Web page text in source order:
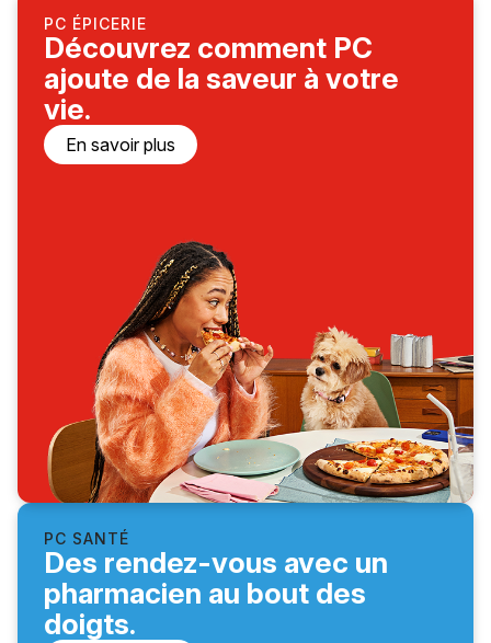
PC SANTÉ
Des rendez-vous avec un
pharmacien au bout des
doigts.
PC ÉPICERIE
Découvrez comment PC
ajoute de la saveur à votre
vie.
En savoir plus